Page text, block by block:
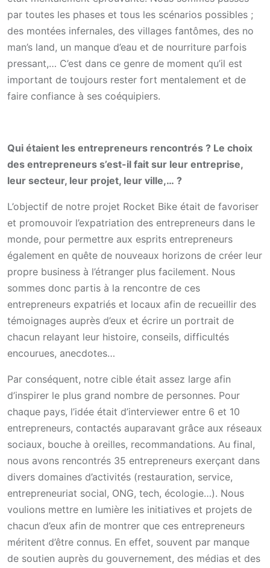
par toutes les phases et tous les scénarios possibles ;
des montées infernales, des villages fantômes, des no
man’s land, un manque d’eau et de nourriture parfois
pressant,… C’est dans ce genre de moment qu’il est
important de toujours rester fort mentalement et de
faire confiance à ses coéquipiers.
Qui étaient les entrepreneurs rencontrés ? Le choix
des entrepreneurs s’est-il fait sur leur entreprise,
leur secteur, leur projet, leur ville,… ?
L’objectif de notre projet Rocket Bike était de favoriser
et promouvoir l’expatriation des entrepreneurs dans le
monde, pour permettre aux esprits entrepreneurs
également en quête de nouveaux horizons de créer leur
propre business à l’étranger plus facilement. Nous
sommes donc partis à la rencontre de ces
entrepreneurs expatriés et locaux afin de recueillir des
témoignages auprès d’eux et écrire un portrait de
chacun relayant leur histoire, conseils, difficultés
encourues, anecdotes…
Par conséquent, notre cible était assez large afin
d’inspirer le plus grand nombre de personnes. Pour
chaque pays, l’idée était d’interviewer entre 6 et 10
entrepreneurs, contactés auparavant grâce aux réseaux
sociaux, bouche à oreilles, recommandations. Au final,
nous avons rencontrés 35 entrepreneurs exerçant dans
divers domaines d’activités (restauration, service,
entrepreneuriat social, ONG, tech, écologie…). Nous
voulions mettre en lumière les initiatives et projets de
chacun d’eux afin de montrer que ces entrepreneurs
méritent d’être connus. En effet, souvent par manque
de soutien auprès du gouvernement, des médias et des